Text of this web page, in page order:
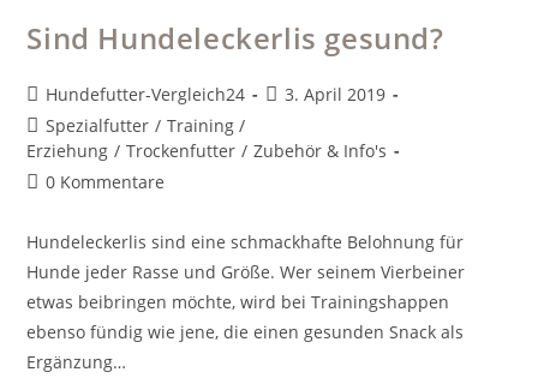
Sind Hundeleckerlis gesund?
Beitrags-
Autor:
Hundefutter-Vergleich24
Beitrag
3. April 2019
Beitrags-
Kategorie:
Spezialfutter / Training /
Erziehung / Trockenfutter / Zubehör & Info's
Beitrags-
0 Kommentare
Hundeleckerlis sind eine schmackhafte Belohnung für
Hunde jeder Rasse und Größe. Wer seinem Vierbeiner
etwas beibringen möchte, wird bei Trainingshappen
ebenso fündig wie jene, die einen gesunden Snack als
Ergänzung…